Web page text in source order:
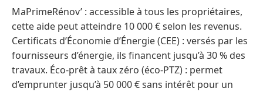
MaPrimeRénov’ : accessible à tous les propriétaires,
cette aide peut atteindre 10 000 € selon les revenus.
Certificats d’Économie d’Énergie (CEE) : versés par les
fournisseurs d’énergie, ils financent jusqu’à 30 % des
travaux. Éco-prêt à taux zéro (éco-PTZ) : permet
d’emprunter jusqu’à 50 000 € sans intérêt pour un